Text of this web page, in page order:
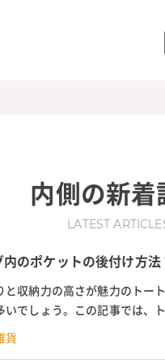
内側の新着
LATEST
内のポケットの後付け方
と収納力の高さが魅力のトー
いでしょう。この記事では、
きトートバッグの作り方や、縫
貨